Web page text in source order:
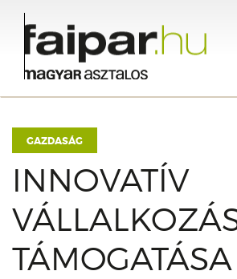
GAZDASÁG
INNOVATÍV
TÁMOGATÁSA